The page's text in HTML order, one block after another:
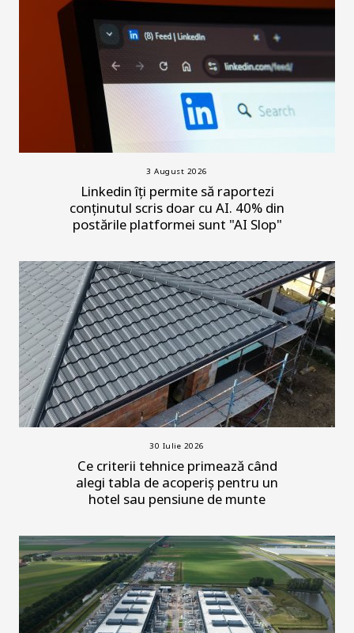
3 August 2026
Linkedin îți permite să raportezi
conținutul scris doar cu AI. 40% din
postările platformei sunt "AI Slop"
30 Iulie 2026
Ce criterii tehnice primează când
alegi tabla de acoperiș pentru un
hotel sau pensiune de munte